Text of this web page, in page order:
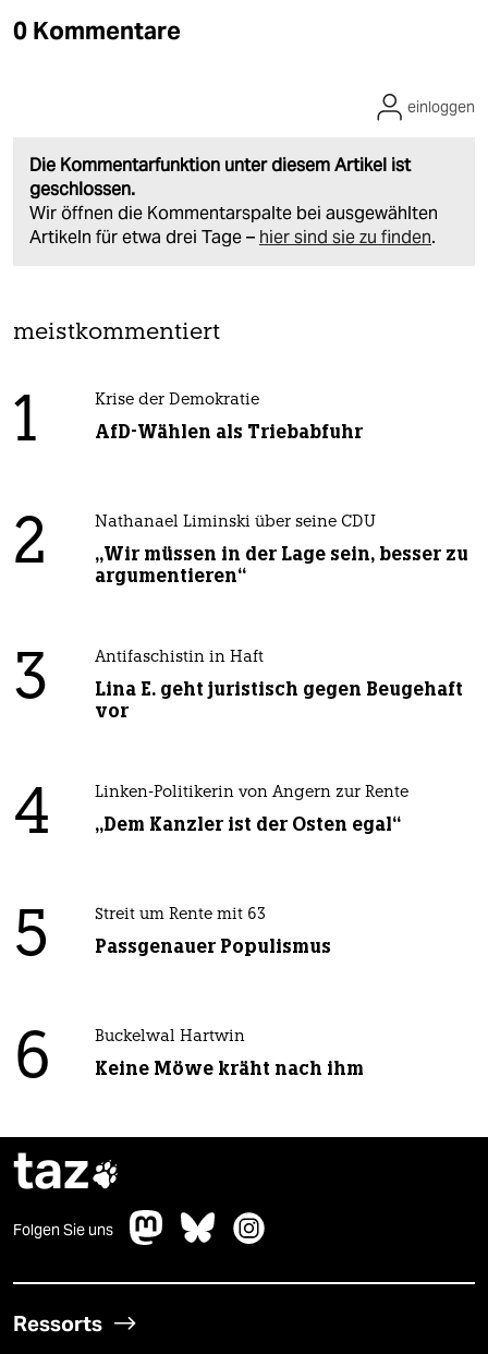
0 Kommentare
Die Kommentarfunktion unter diesem Artikel ist
geschlossen.
Wir öffnen die Kommentarspalte bei ausgewählten
Artikeln für etwa drei Tage – hier sind sie zu finden.
einloggen
meistkommentiert
1 Krise der Demokratie
AfD-Wählen als Triebabfuhr
2 Nathanael Liminski über seine CDU
„Wir müssen in der Lage sein, besser zu
argumentieren“
3 Antifaschistin in Haft
Lina E. geht juristisch gegen Beugehaft
vor
4 Linken-Politikerin von Angern zur Rente
„Dem Kanzler ist der Osten egal“
5 Streit um Rente mit 63
Passgenauer Populismus
6 Buckelwal Hartwin
Keine Möwe kräht nach ihm
taz
Folgen Sie uns
Ressorts